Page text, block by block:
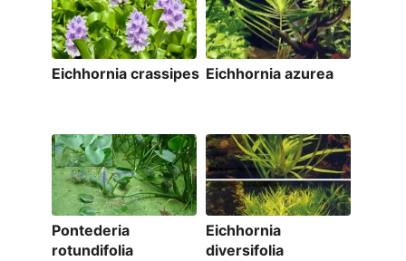
Eichhornia crassipes Eichhornia azurea
Pontederia
rotundifolia
Eichhornia
diversifolia